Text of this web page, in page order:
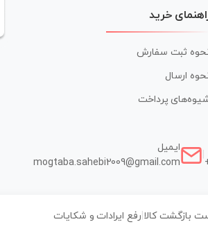
خرید
ثبت سفارش
ارسال
پرداخت
ایمیل
mogtaba.sahebi2009@gmail.com
بازگشت کالا رفع ایرادات و شکایات